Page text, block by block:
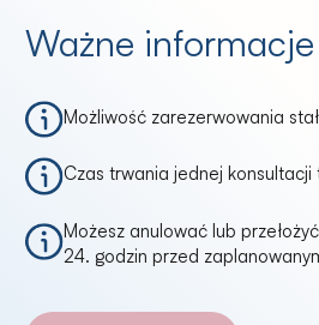
Ważne informacje
Możliwość zarezerwowania
Czas trwania jednej
Możesz anulować lub
24. godzin przed